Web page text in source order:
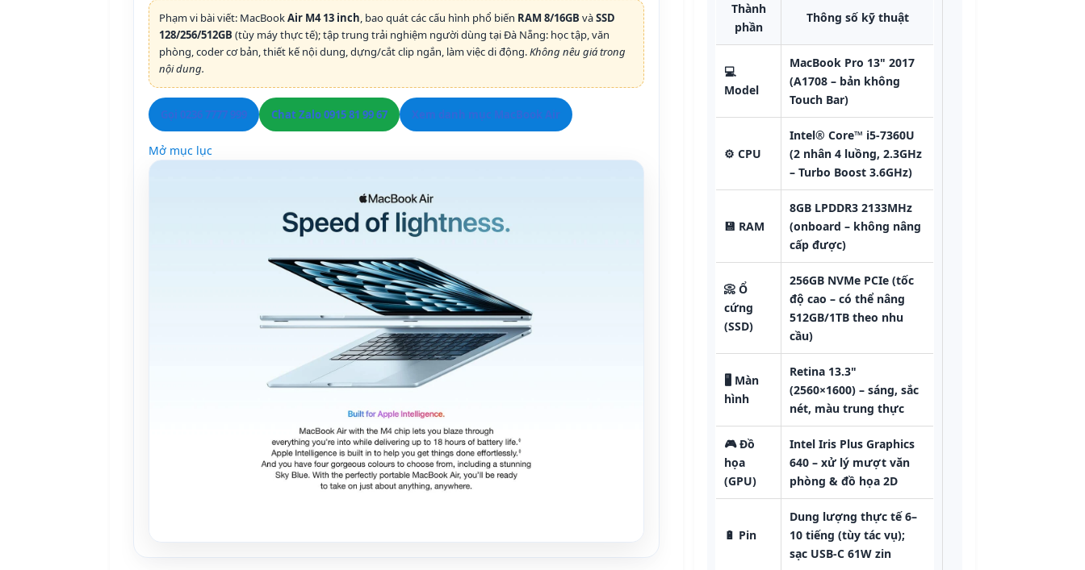
Phạm vi bài viết: MacBookAir M4 13 inch, bao quát các cấu hình phổ biến RAM 8/16GB vàSSD
128/256/512GB (tùy máy thực tế); tập trung trải nghiệm người dùng tại Đà Nẵng: học tập, văn
phòng, coder cơ bản, thiết kế nội dung, dựng/cắt clip ngắn, làm việc di động.Không nêu giá trong
nội dung.
Gọi 0236 7777 999 Chat Zalo 0915 81 99 67 Xem danh mục MacBook Air
Mở mục lục
Thành
phần
Thông số kỹ thuật
💻
Model
MacBook Pro 13" 2017
(A1708 – bản không
Touch Bar)
⚙️ CPU
Intel® Core™ i5-7360U
(2 nhân 4 luồng, 2.3GHz
– Turbo Boost 3.6GHz)
💾 RAM
8GB LPDDR3 2133MHz
(onboard – không nâng
cấp được)
📀 Ổ
cứng
(SSD)
256GB NVMe PCIe (tốc
độ cao – có thể nâng
512GB/1TB theo nhu
cầu)
🖥️ Màn
hình
Retina 13.3"
(2560×1600) – sáng, sắc
nét, màu trung thực
🎮Đồ
họa
(GPU)
Intel Iris Plus Graphics
640 – xử lý mượt văn
phòng & đồ họa 2D
🔋 Pin
Dung lượng thực tế 6–
10 tiếng (tùy tác vụ);
sạc USB-C 61W zin